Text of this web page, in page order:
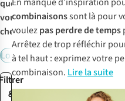
&
que
vous
cherchez:
Longue
Court
En manque d’inspiration
combinaisonssont là pour
voulezpas perdre de temps
Arrêtez de trop réfléchir
à tel haut : exprimez votre
combinaison.Lire la suite